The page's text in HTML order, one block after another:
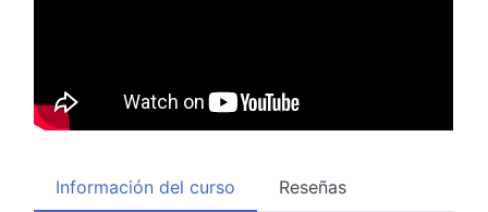
Información del curso Reseñas